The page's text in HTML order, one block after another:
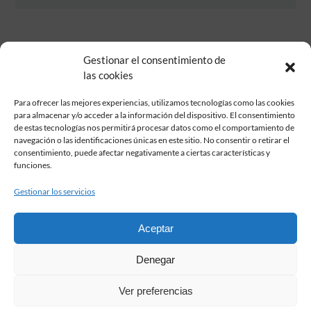
Gestionar el consentimiento de
las cookies
Para ofrecer las mejores experiencias, utilizamos tecnologías como las cookies
para almacenar y/o acceder a la información del dispositivo. El consentimiento
de estas tecnologías nos permitirá procesar datos como el comportamiento de
navegación o las identificaciones únicas en este sitio. No consentir o retirar el
consentimiento, puede afectar negativamente a ciertas características y
funciones.
Gestionar los servicios
Aceptar
Denegar
Ver preferencias
Fundación Pastor de Estudios Clásicos
Calle Serrano, 107. Madrid, 28006.
915617236
2026 Todos los derechos reservados © Fundación Pastor. Sitio web
Condiciones de contratación
Aviso legal